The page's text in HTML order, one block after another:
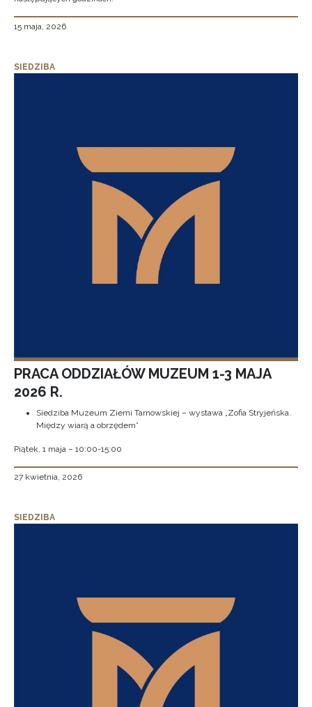
15 maja, 2026
SIEDZIBA
PRACA ODDZIAŁÓW MUZEUM 1-3 MAJA
2026 R.
Siedziba Muzeum Ziemi Tarnowskiej – wystawa „Zofia Stryjeńska.
Między wiarą a obrzędem”
Piątek, 1 maja – 10:00-15:00
27 kwietnia, 2026
SIEDZIBA